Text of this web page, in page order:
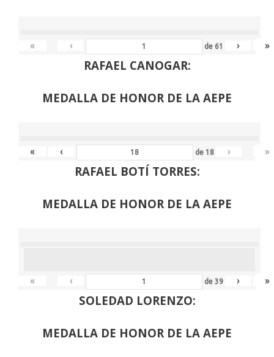
« ‹ de 61 › »
RAFAEL CANOGAR:
MEDALLA DE HONOR DE LA AEPE
« ‹ de 18 › »
RAFAEL BOTÍ TORRES:
MEDALLA DE HONOR DE LA AEPE
« ‹ de39 › »
SOLEDAD LORENZO:
MEDALLA DE HONOR DE LA AEPE